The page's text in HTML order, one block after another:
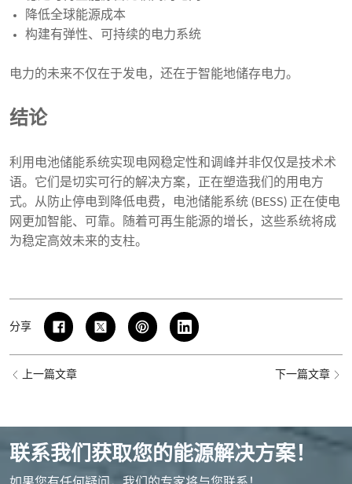
降低全球能源成本
构建有弹性、可持续的电力系统
电力的未来不仅在于发电，还在于智能地储存电力。
结论
利用电池储能系统实现电网稳定性和调峰并非仅仅是技术术
语。它们是切实可行的解决方案，正在塑造我们的用电方
式。从防止停电到降低电费，电池储能系统 (BESS) 正在使电
网更加智能、可靠。随着可再生能源的增长，这些系统将成
为稳定高效未来的支柱。
分享
上一篇文章 下一篇文章
联系我们获取您的能源解决方案！